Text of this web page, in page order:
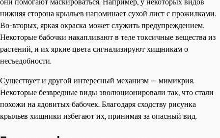
нижняя сторона крыльев напоминает сухой лист с прожилками.
Во-вторых, яркая окраска может служить предупреждением.
Некоторые бабочки накапливают в теле токсичные вещества из
растений, и их яркие цвета сигнализируют хищникам о
несъедобности.
Существует и другой интересный механизм — мимикрия.
Некоторые безвредные виды эволюционировали так, что стали
похожи на ядовитых бабочек. Благодаря сходству рисунка
крыльев хищники избегают их, принимая за опасный вид.